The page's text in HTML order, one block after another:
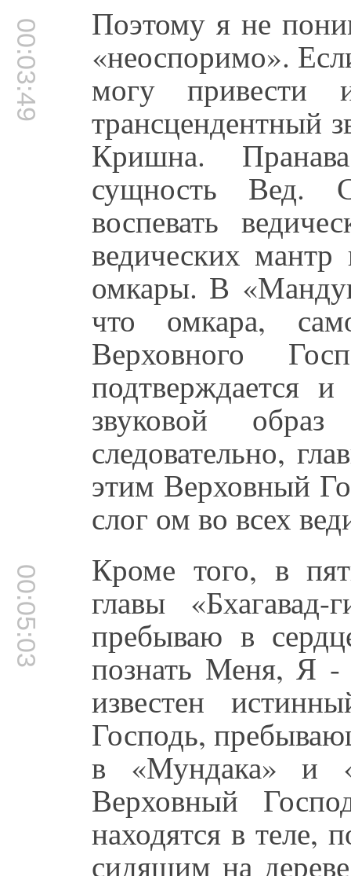
00:03:49 Поэтому я не
«неоспоримо».
могу привести
трансцендентный
Кришна.
сущность Вед.
воспевать
ведических мантр
омкары. В
что омкара,
Верховного
подтверждается
звуковой
следовательно,
этим Верховный
слог ом во всех
00:05:03 Кроме того, в
главы
пребываю в
познать Меня, Я -
известен
Господь,
в «Мундака» и
Верховный
находятся в теле,
сидящим на